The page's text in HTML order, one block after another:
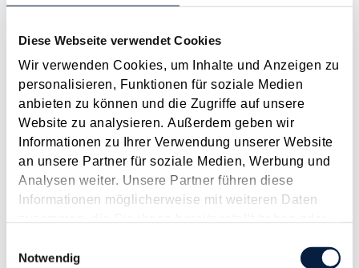
Diese Webseite verwendet Cookies
Wir verwenden Cookies, um Inhalte und Anzeigen zu
personalisieren, Funktionen für soziale Medien
anbieten zu können und die Zugriffe auf unsere
Website zu analysieren. Außerdem geben wir
Informationen zu Ihrer Verwendung unserer Website
an unsere Partner für soziale Medien, Werbung und
Analysen weiter. Unsere Partner führen diese
Informationen möglicherweise mit weiteren Daten
gesammelt haben.
Notwendig
geführt. Der Oberste Gerichtshof (OGH) hatte sich
auseinanderzusetzen, in dem strittig war, ob eine...
Langtext
empfehlen drucken
Update - Maßnahmen gegen die COVID-19-Pandemie
Dezember 2021
Mit der 4. Corona-Welle und dem damit zusammenhängenden
Einsatz bzw. werden verlängert. Nachfolgend ein kurzer